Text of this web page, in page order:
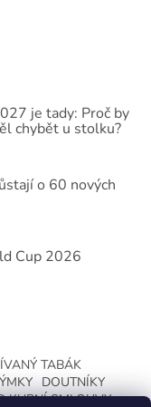
je tady: Proč by
chybět u stolku?
o 60 nových
Cup 2026
TABÁK
DOUTNÍKY
KUPNÍ SMLOUVY